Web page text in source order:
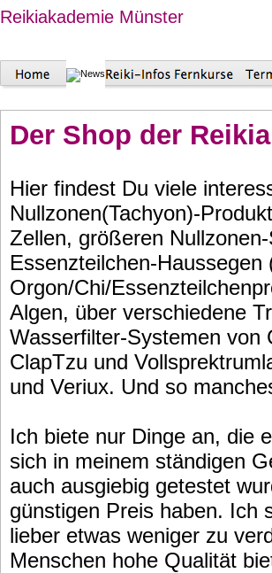
Reikiakademie Münster
Der Shop der
Hier findest Du viele
Nullzonen(Tachyon)-
Zellen, größeren
Essenzteilchen-
Orgon/Chi/
Algen, über verschiedene
Wasserfilter-Systemen von
ClapTzu und
und Veriux. Und so
Ich biete nur Dinge an, die
sich in meinem ständigen
auch ausgiebig getestet
günstigen Preis haben. Ich
lieber etwas weniger zu
Menschen hohe Qualität